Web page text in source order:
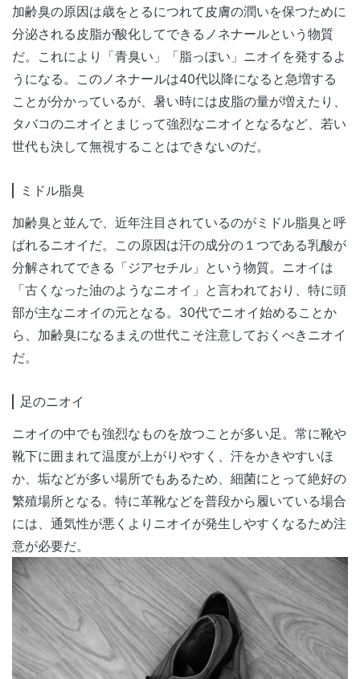
加齢臭の原因は歳をとるにつれて皮膚の潤いを保つために
分泌される皮脂が酸化してできるノネナールという物質
だ。これにより「青臭い」「脂っぽい」ニオイを発するよ
うになる。このノネナールは40代以降になると急増する
ことが分かっているが、暑い時には皮脂の量が増えたり、
タバコのニオイとまじって強烈なニオイとなるなど、若い
世代も決して無視することはできないのだ。
ミドル脂臭
加齢臭と並んで、近年注目されているのがミドル脂臭と呼
ばれるニオイだ。この原因は汗の成分の１つである乳酸が
分解されてできる「ジアセチル」という物質。ニオイは
「古くなった油のようなニオイ」と言われており、特に頭
部が主なニオイの元となる。30代でニオイ始めることか
ら、加齢臭になるまえの世代こそ注意しておくべきニオイ
だ。
足のニオイ
ニオイの中でも強烈なものを放つことが多い足。常に靴や
靴下に囲まれて温度が上がりやすく、汗をかきやすいほ
か、垢などが多い場所でもあるため、細菌にとって絶好の
繁殖場所となる。特に革靴などを普段から履いている場合
には、通気性が悪くよりニオイが発生しやすくなるため注
意が必要だ。